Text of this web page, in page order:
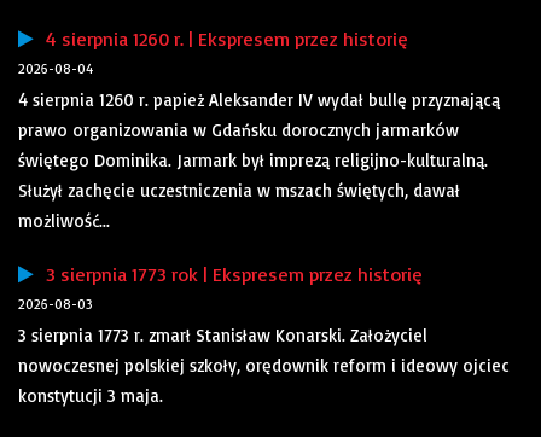
4 sierpnia 1260 r. | Ekspresem przez historię
2026-08-04
4 sierpnia 1260 r. papież Aleksander IV wydał bullę przyznającą
prawo organizowania w Gdańsku dorocznych jarmarków
świętego Dominika. Jarmark był imprezą religijno-kulturalną.
Służył zachęcie uczestniczenia w mszach świętych, dawał
możliwość...
3 sierpnia 1773 rok | Ekspresem przez historię
2026-08-03
3 sierpnia 1773 r. zmarł Stanisław Konarski. Założyciel
nowoczesnej polskiej szkoły, orędownik reform i ideowy ojciec
konstytucji 3 maja.